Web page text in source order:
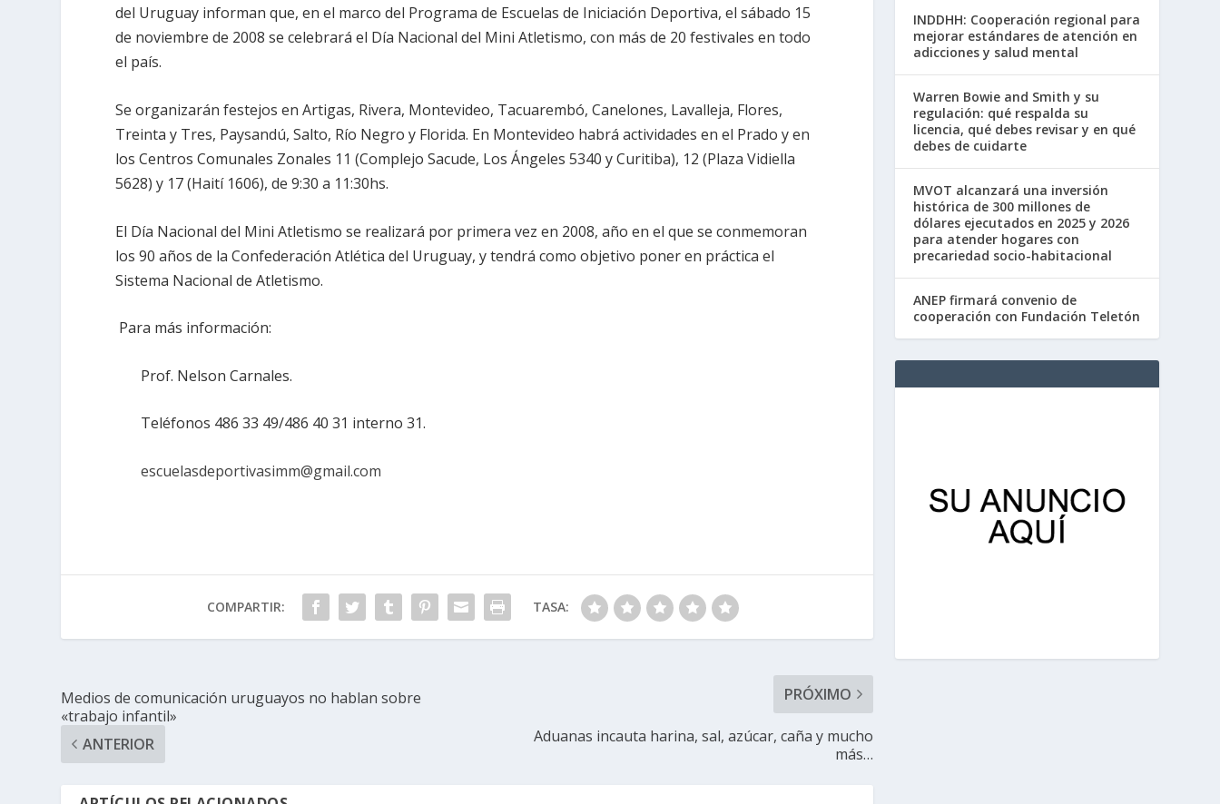
del Uruguay informan que, en el marco del Programa de Escuelas de Iniciación Deportiva, el sábado 15
de noviembre de 2008 se celebrará el Día Nacional del Mini Atletismo, con más de 20 festivales en todo
el país.
Se organizarán festejos en Artigas, Rivera, Montevideo, Tacuarembó, Canelones, Lavalleja, Flores,
Treinta y Tres, Paysandú, Salto, Río Negro y Florida. En Montevideo habrá actividades en el Prado y en
los Centros Comunales Zonales 11 (Complejo Sacude, Los Ángeles 5340 y Curitiba), 12 (Plaza Vidiella
5628) y 17 (Haití 1606), de 9:30 a 11:30hs.
El Día Nacional del Mini Atletismo se realizará por primera vez en 2008, año en el que se conmemoran
los 90 años de la Confederación Atlética del Uruguay, y tendrá como objetivo poner en práctica el
Sistema Nacional de Atletismo.
Para más información:
Prof. Nelson Carnales.
Teléfonos 486 33 49/486 40 31 interno 31.
escuelasdeportivasimm@gmail.com
COMPARTIR: TASA:
Medios de comunicación uruguayos no hablan sobre
«trabajo infantil»
ANTERIOR
PRÓXIMO
Aduanas incauta harina, sal, azúcar, caña y mucho
más…
INDDHH: Cooperación regional para
mejorar estándares de atención en
adicciones y salud mental
Warren Bowie and Smith y su
regulación: qué respalda su
licencia, qué debes revisar y en qué
debes de cuidarte
MVOT alcanzará una inversión
histórica de 300 millones de
dólares ejecutados en 2025 y 2026
para atender hogares con
precariedad socio-habitacional
ANEP firmará convenio de
cooperación con Fundación Teletón